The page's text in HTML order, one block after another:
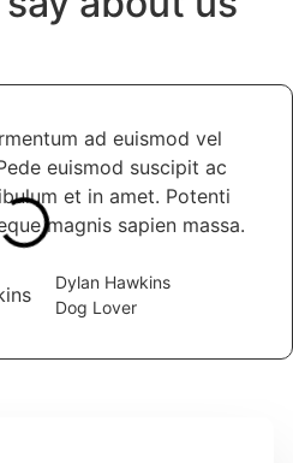
ad euismod vel
euismod suscipit ac
et in amet. Potenti
magnis sapien massa.
Dylan Hawkins
Dog Lover